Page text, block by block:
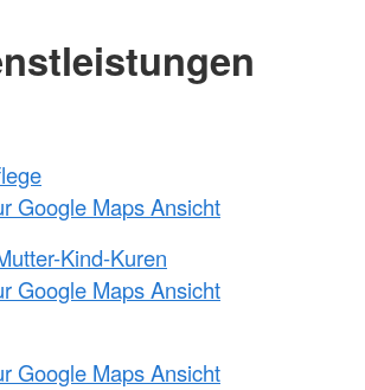
Google Maps Ansicht
Kind-Kuren
Google Maps Ansicht
Google Maps Ansicht